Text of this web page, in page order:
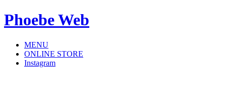
Phoebe Web
MENU
ONLINE STORE
Instagram